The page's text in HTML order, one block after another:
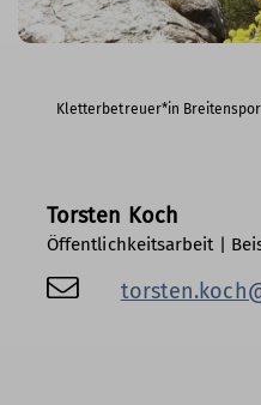
Kletterbetreuer*in
Torsten Koch
Öffentlichkeitsarbeit |